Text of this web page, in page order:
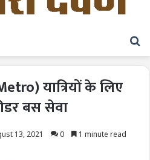
यात्रियों के लिए
बस सेवा
13, 2021 0 1 minute read